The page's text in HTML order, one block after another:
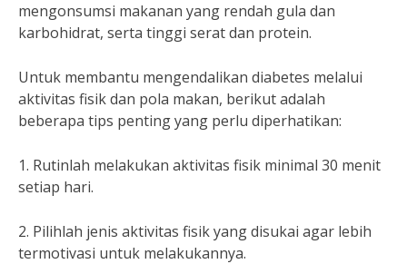
mengonsumsi makanan yang rendah gula dan
karbohidrat, serta tinggi serat dan protein.
Untuk membantu mengendalikan diabetes melalui
aktivitas fisik dan pola makan, berikut adalah
beberapa tips penting yang perlu diperhatikan:
1. Rutinlah melakukan aktivitas fisik minimal 30 menit
setiap hari.
2. Pilihlah jenis aktivitas fisik yang disukai agar lebih
termotivasi untuk melakukannya.